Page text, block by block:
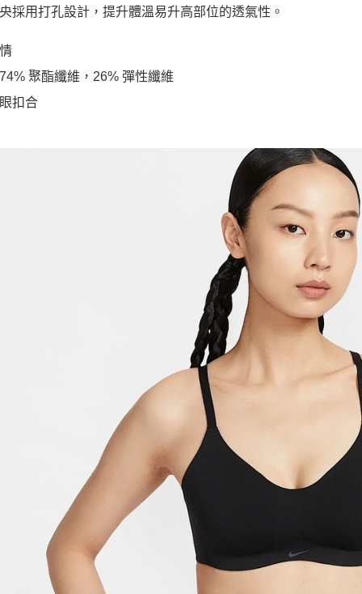
採用打孔設計，提升體溫易升高部位的透氣性。
聚酯纖維，26% 彈性纖維
扣合